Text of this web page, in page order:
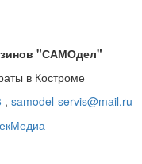
"САМОдел"
в Костроме
, samodel-servis@mail.ru